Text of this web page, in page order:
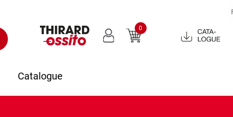
0
Catalogue
2022
Catalogue